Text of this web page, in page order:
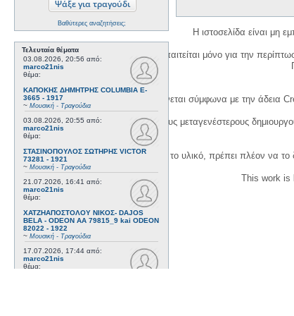
Βαθύτερες αναζητήσεις;
Τελευταία θέματα
03.08.2026, 20:56 από:
marco21nis
θέμα:
ΚΑΠΟΚΗΣ ΔΗΜΗΤΡΗΣ COLUMBIA E-
3665 - 1917
~ Μουσική - Τραγούδια
03.08.2026, 20:55 από:
marco21nis
θέμα:
ΣΤΑΣΙΝΟΠΟΥΛΟΣ ΣΩΤΗΡΗΣ VICTOR
73281 - 1921
~ Μουσική - Τραγούδια
21.07.2026, 16:41 από:
marco21nis
θέμα:
ΧΑΤΖΗΑΠΟΣΤΟΛΟΥ ΝΙΚΟΣ- DAJOS
BELA - ODEON AA 79815_9 kai ODEON
82022 - 1922
~ Μουσική - Τραγούδια
17.07.2026, 17:44 από:
marco21nis
θέμα:
Η ιστοσελίδα είναι μη
Η δημιουργία λογαριασμού απαιτείται μόνο για την
Η χρήση του υλικού της σελίδας γίνεται σύμφωνα με την
1. Να αναφέρετε τον αρχικό και τους μεταγενέστερους
3. Αν διασκευάσετε με κάθε τρόπο το υλικό, πρέπει πλέον να το
This work is